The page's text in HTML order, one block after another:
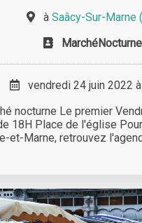
à Saâcy-Sur-Marne
MarchéNocturne
vendredi 24 juin 2022
nocturne Le premier
18H Place de l'église
et-Marne, retrouvez